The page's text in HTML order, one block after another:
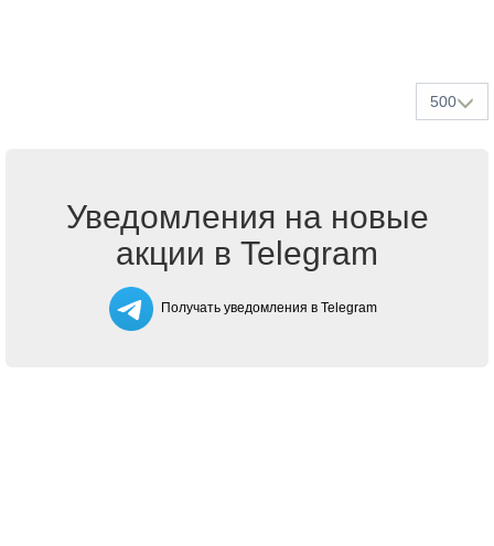
500
Уведомления на новые
акции в Telegram
Получать уведомления в Telegram